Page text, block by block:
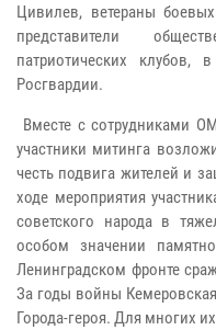
Цивилев, ветераны
представители
патриотических клубов,
Росгвардии.
Вместе с сотрудниками
участники митинга
честь подвига жителей и
ходе мероприятия
советского народа в
особом значении
Ленинградском фронте
За годы войны
Города-героя. Для многих